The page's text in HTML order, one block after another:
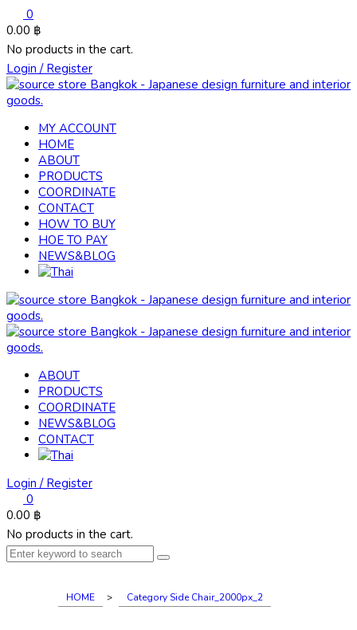
0
0.00 ฿
No products in the cart.
Login / Register
MY ACCOUNT
HOME
ABOUT
PRODUCTS
COORDINATE
CONTACT
HOW TO BUY
HOE TO PAY
NEWS&BLOG
ABOUT
PRODUCTS
COORDINATE
NEWS&BLOG
CONTACT
Login / Register
0
0.00 ฿
No products in the cart.
HOME > Category Side Chair_2000px_2